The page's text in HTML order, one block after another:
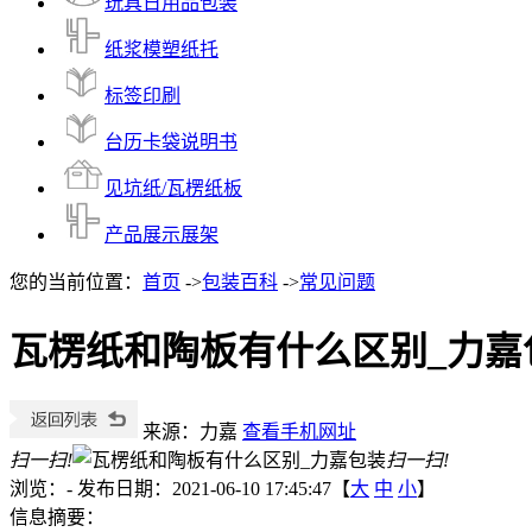
纸浆模塑纸托
标签印刷
台历卡袋说明书
见坑纸/瓦楞纸板
产品展示展架
您的当前位置： 首页 ->包装百科 ->常见问题
瓦楞纸和陶板有什么区别_力
来源：力嘉 查看手机网址
扫一扫!
扫一扫!
浏览： - 发布日期：2021-06-10 17:45:47【大 中 小】
信息摘要：